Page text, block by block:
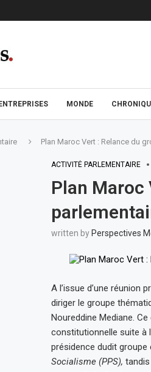
ENTREPRISES MONDE
Plan Maroc Vert : Relance du
ACTIVITÉ PARLEMENTAIRE
Plan Maroc
written by Perspectives
A l’issue d’une réunion
diriger le groupe
Noureddine Mediane.
constitutionnelle suite à
présidence dudit groupe
Socialisme (PPS),